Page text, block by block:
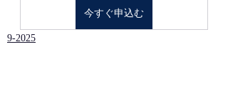
今すぐ申込む
9-2025